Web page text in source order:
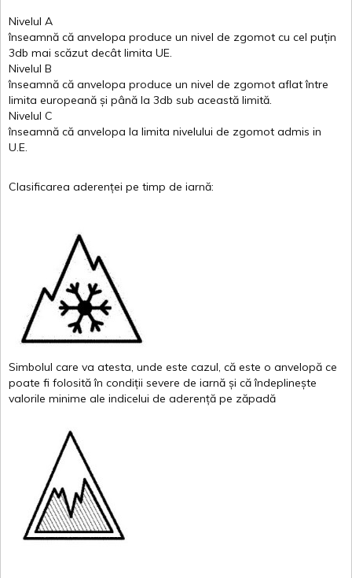
Nivelul A
înseamnă că anvelopa produce un nivel de zgomot cu cel puțin
3db mai scăzut decât limita UE.
Nivelul B
înseamnă că anvelopa produce un nivel de zgomot aflat între
limita europeană și până la 3db sub această limită.
Nivelul C
înseamnă că anvelopa la limita nivelului de zgomot admis in
U.E.
Clasificarea aderenței pe timp de iarnă:
Simbolul care va atesta, unde este cazul, că este o anvelopă ce
poate fi folosită în condiții severe de iarnă și că îndeplinește
valorile minime ale indicelui de aderență pe zăpadă